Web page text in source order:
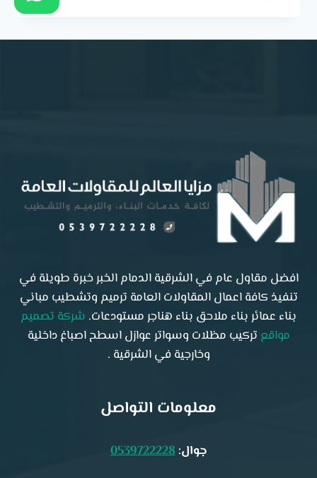
افضل مقاول عام في الشرقية الدمام الخبر خبرة طويلة في
تنفيذ كافة اعمال المقاولات العامة ترميم وتشطيب مباني
بناء عمائر بناء ملاحق بناء هناجر مستودعات. شركة تصميم
مواقع تركيب مظلات وسواتر عوازل اسطح اصباغ داخلية
وخارجية في الشرقية .
معلومات التواصل
جوال:0539722228